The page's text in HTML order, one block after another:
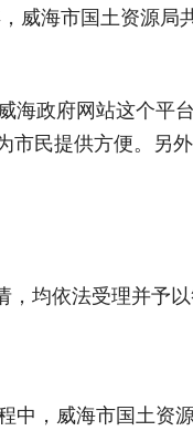
海市国土资源
政府网站这个平
民提供方便。另
均依法受理并予以
，威海市国土资